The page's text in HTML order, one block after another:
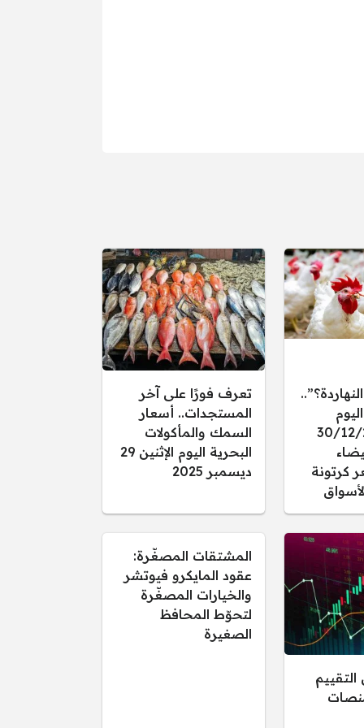
30/12/2025
كرتونة
تعرف فورًا على آخر
المستجدات.. أسعار
السمك والمأكولات
البحرية اليوم الإثنين 29
ديسمبر 2025
المشتقات المصغّرة:
عقود المايكرو فيوتشر
والخيارات المصغّرة
لتحوّط المحافظ
الصغيرة